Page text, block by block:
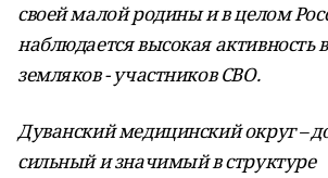
своей малой родины и в целом
наблюдается высокая активность
земляков - участников СВО.
Дуванский медицинский округ –
сильный и значимый в структуре